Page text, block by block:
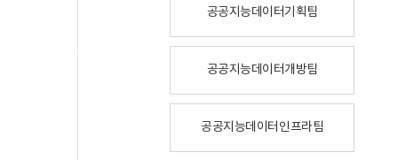
공공지능데이터기획팀
공공지능데이터개방팀
공공지능데이터인프라팀